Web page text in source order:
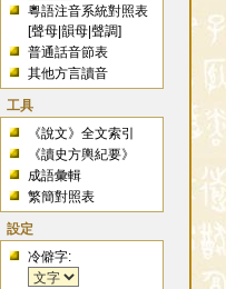
粵語注音系統對照表
[聲母 |韻母 |聲調]
普通話音節表
其他方言讀音
工具
《說文》全文索引
《讀史方輿紀要》
成語彙輯
繁簡對照表
設定
冷僻字: